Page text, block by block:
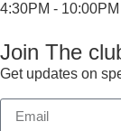
4:30PM - 10:00PM
Join The
Get updates on